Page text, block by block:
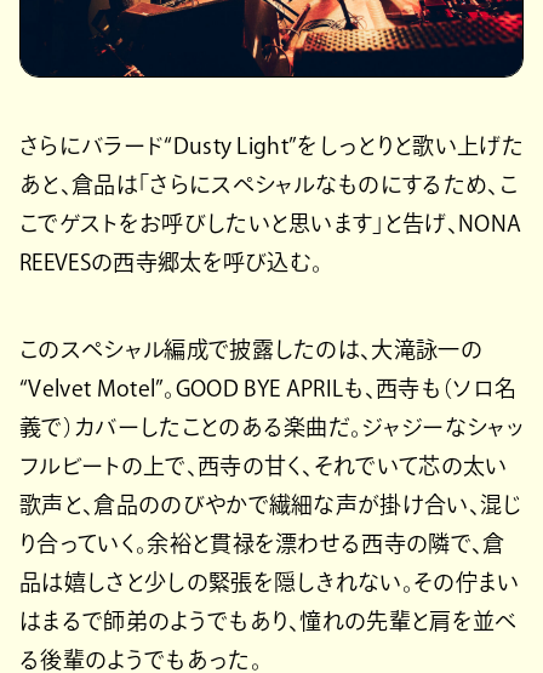
さらにバラード“Dusty Light”をしっとりと歌い上げた
あと、倉品は「さらにスペシャルなものにするため、こ
こでゲストをお呼びしたいと思います」と告げ、NONA
REEVESの西寺郷太を呼び込む。
このスペシャル編成で披露したのは、大滝詠一の
“Velvet Motel”。GOOD BYE APRILも、西寺も（ソロ名
義で）カバーしたことのある楽曲だ。ジャジーなシャッ
フルビートの上で、西寺の甘く、それでいて芯の太い
歌声と、倉品ののびやかで繊細な声が掛け合い、混じ
り合っていく。余裕と貫禄を漂わせる西寺の隣で、倉
品は嬉しさと少しの緊張を隠しきれない。その佇まい
はまるで師弟のようでもあり、憧れの先輩と肩を並べ
る後輩のようでもあった。